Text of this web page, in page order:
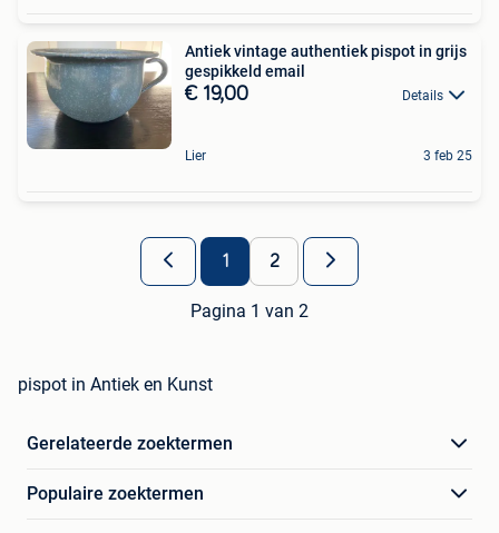
Antiek vintage authentiek pispot in grijs
gespikkeld email
€ 19,00 Details
Lier 3 feb 25
1 2
Pagina 1 van 2
pispot in Antiek en Kunst
Gerelateerde zoektermen
Populaire zoektermen